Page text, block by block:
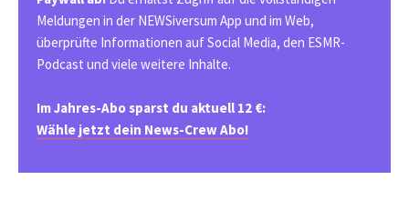
Meldungen in der NEWSiversum App und im Web,
überprüfte Informationen auf Social Media, den ESMR-
Podcast und viele weitere Inhalte.
Im Jahres-Abo sparst du aktuell 12 €:
Wähle jetzt dein News-Crew Abo!